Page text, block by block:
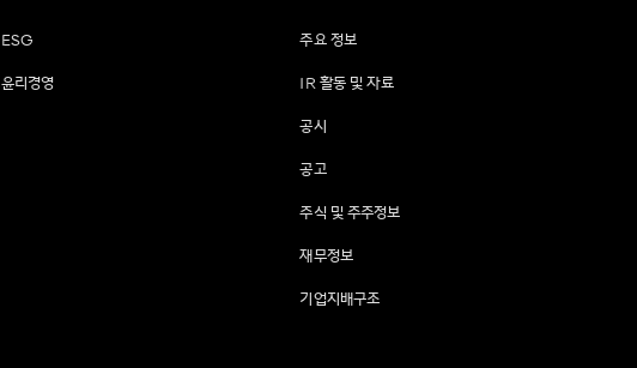
ESG
윤리경영
주요 정보
IR 활동 및 자료
공시
공고
주식 및 주주정보
재무정보
기업지배구조